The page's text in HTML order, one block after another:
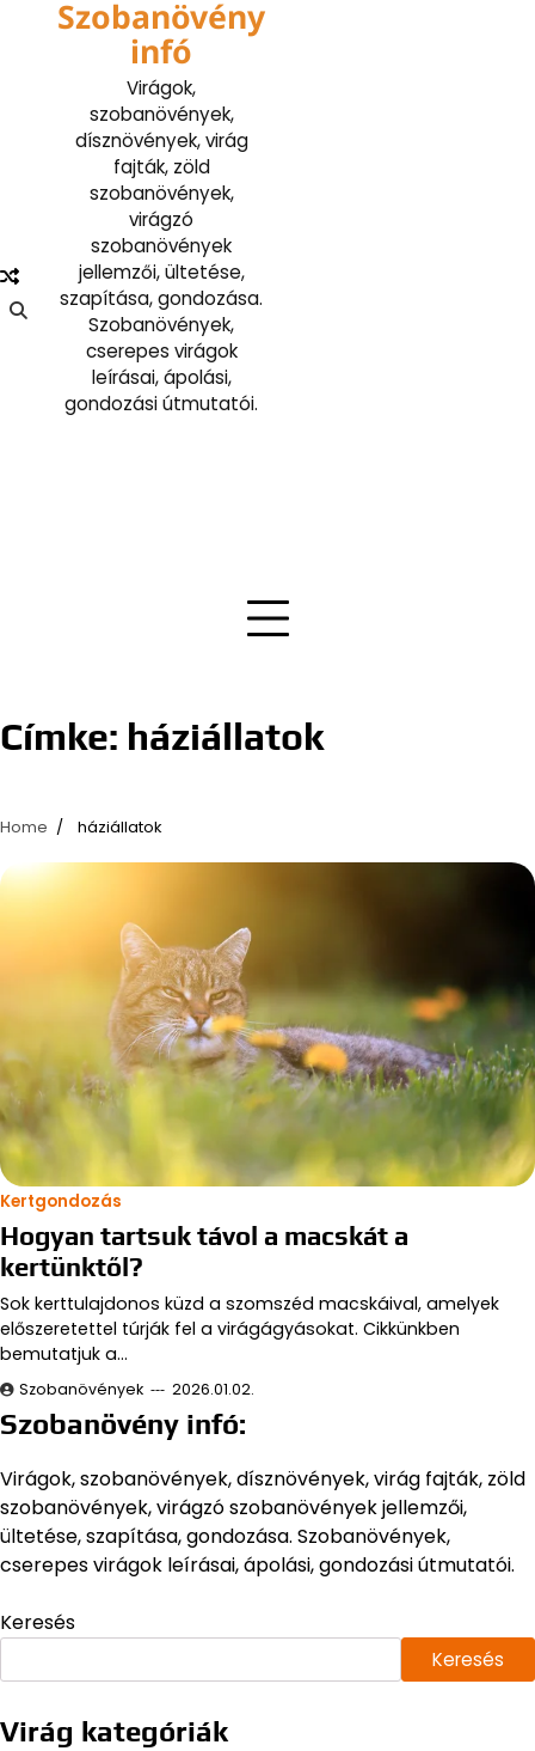
Szobanövény
infó
Virágok,
szobanövények,
dísznövények, virág
fajták, zöld
szobanövények,
virágzó
szobanövények
jellemzői, ültetése,
szapítása, gondozása.
Szobanövények,
cserepes virágok
leírásai, ápolási,
gondozási útmutatói.
Címke: háziállatok
Home háziállatok
Kertgondozás
Hogyan tartsuk távol a macskát a
kertünktől?
Sok kerttulajdonos küzd a szomszéd macskáival, amelyek
előszeretettel túrják fel a virágágyásokat. Cikkünkben
bemutatjuk a…
Szobanövények 2026.01.02.
Szobanövény infó:
Virágok, szobanövények, dísznövények, virág fajták, zöld
szobanövények, virágzó szobanövények jellemzői,
ültetése, szapítása, gondozása. Szobanövények,
cserepes virágok leírásai, ápolási, gondozási útmutatói.
Keresés
Keresés
Virág kategóriák